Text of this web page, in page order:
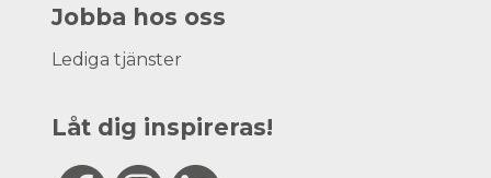
Jobba hos oss
Lediga tjänster
Låt dig inspireras!